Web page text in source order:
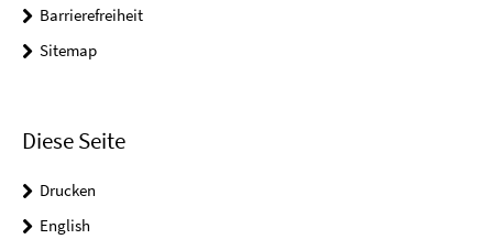
Barrierefreiheit
Sitemap
Diese Seite
Drucken
English